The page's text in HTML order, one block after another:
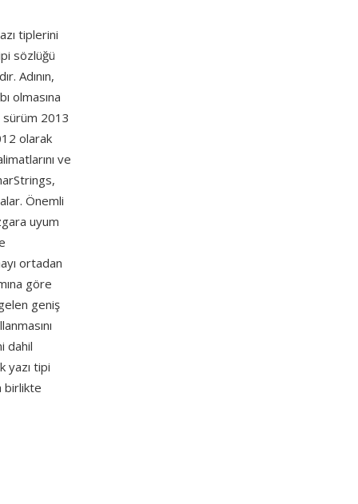
tiplerini
sözlüğü
Adının,
olmasına
sürüm 2013
olarak
ve
Önemli
uyum
ortadan
göre
geniş
dahil
yazı tipi
birlikte